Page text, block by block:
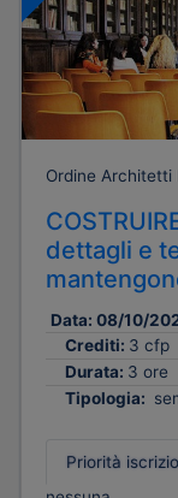
Ordine Architetti
dettagli e
Data: 08/10/
Crediti: 3 cfp
Durata: 3 ore
Tipologia:
Priorità